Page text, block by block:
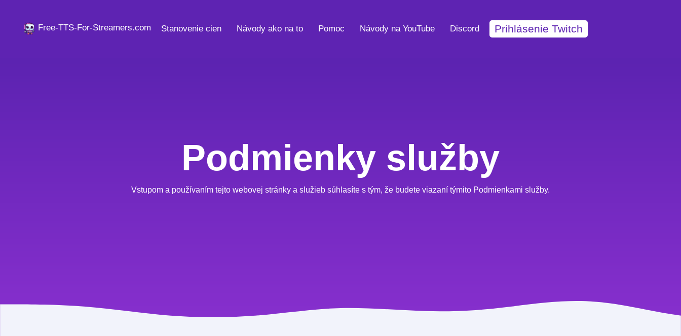
Free-TTS-For-Streamers.com Stanovenie cien Návody ako na to Pomoc Návody na YouTube Discord Prihlásenie Twitch
Podmienky služby
Vstupom a používaním tejto webovej stránky a služieb súhlasíte s tým, že budete viazaní týmito Podmienkami služby.